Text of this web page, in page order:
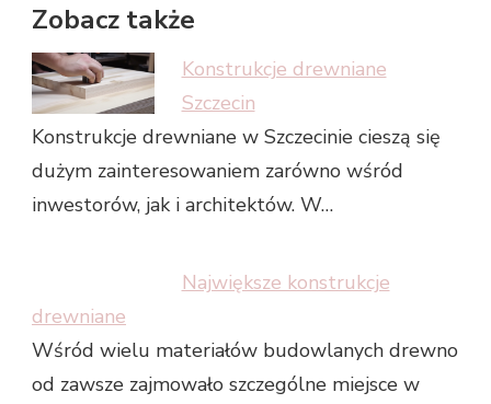
Zobacz także
Konstrukcje drewniane
Szczecin
Konstrukcje drewniane w Szczecinie cieszą się
dużym zainteresowaniem zarówno wśród
inwestorów, jak i architektów. W…
Największe konstrukcje
drewniane
Wśród wielu materiałów budowlanych drewno
od zawsze zajmowało szczególne miejsce w